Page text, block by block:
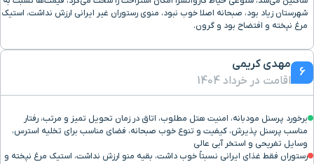
شهرستان زیاد بود، صبحانه اصلا خوب نبود، منوی رستوران غیر ایرانی ارزش نداشت، استیک
مرغ نپخته و افتضاح بود و گرون.
6
مهدی کریمی
اقامت در خرداد 1404
برخورد پرسنل مودبانه، امنیت هتل مطلوب، اتاق در زمان تحویل تمیز و مرتب، رفتار
مناسب پرسنل پذیرش، کیفیت و تنوع خوب صبحانه، فضای مناسب برای تخلیه استرس،
وسایل تفریحی و استخر آبی عالی
رستوران فقط غذای ایرانی نسبتاً خوب داشت، بقیه منو ارزش نداشت، استیک مرغ نپخته و